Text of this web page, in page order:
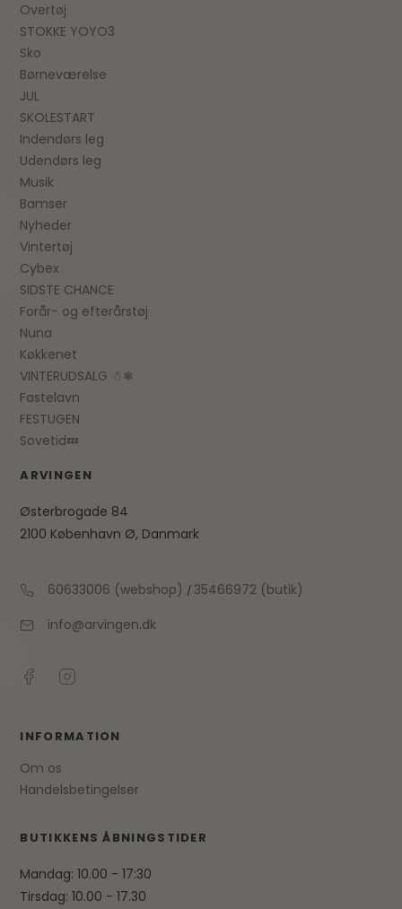
Overtøj
STOKKE YOYO3
Sko
Børneværelse
JUL
SKOLESTART
Indendørs leg
Udendørs leg
Musik
Bamser
Nyheder
Vintertøj
Cybex
SIDSTE CHANCE
Forår- og efterårstøj
Nuna
Køkkenet
VINTERUDSALG ☃❄
Fastelavn
FESTUGEN
Sovetid💤
ARVINGEN
Østerbrogade 84
2100 København Ø, Danmark
60633006 (webshop) /35466972 (butik)
info@arvingen.dk
INFORMATION
Om os
Handelsbetingelser
BUTIKKENS ÅBNINGSTIDER
Mandag: 10.00 - 17:30
Tirsdag: 10.00 - 17.30